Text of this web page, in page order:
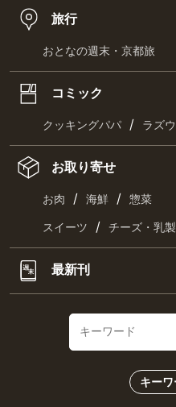
旅行
おとなの週末・京都旅
コミック
クッキングパパ / ラズ
お取り寄せ
お肉 / 海鮮 / 惣菜
スイーツ / チーズ・乳
最新刊
キー